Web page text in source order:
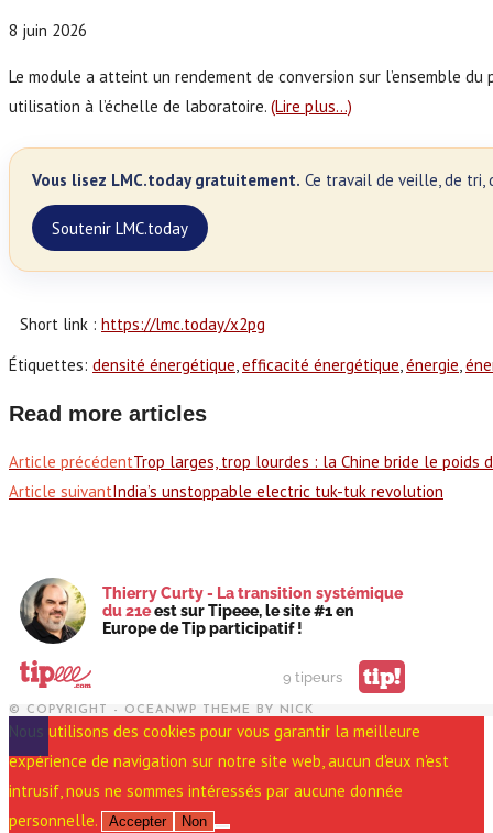
8 juin 2026
Le module a atteint un rendement de conversion sur l’ensemble
utilisation à l’échelle de laboratoire. (Lire plus…)
Vous lisez LMC.today gratuitement. Ce travail de veille, de tri,
Soutenir LMC.today
Short link : https://lmc.today/x2pg
Étiquettes: densité énergétique, efficacité énergétique, énergie,
Read more articles
Article précédentTrop larges, trop lourdes : la Chine bride le
Article suivantIndia’s unstoppable electric tuk-tuk revolution
Thierry Curty - La transition systémique
du 21eest sur Tipeee, le site #1 en
Europe de Tip participatif !
9 tipeurs tip!
© COPYRIGHT - OCEANWP THEME BY NICK
Nous utilisons des cookies pour vous garantir la meilleure
expérience de navigation sur notre site web, aucun d'eux n'est
intrusif, nous ne sommes intéressés par aucune donnée
personnelle.
Accepter Non